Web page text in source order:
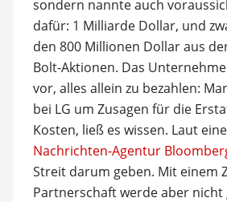
sondern nannte auch
dafür: 1 Milliarde Dollar, und
den 800 Millionen Dollar aus
Bolt-Aktionen. Das
vor, alles allein zu bezahlen:
bei LG um Zusagen für die
Kosten, ließ es wissen. Laut
Nachrichten-Agentur
Streit darum geben. Mit einem
Partnerschaft werde aber nicht